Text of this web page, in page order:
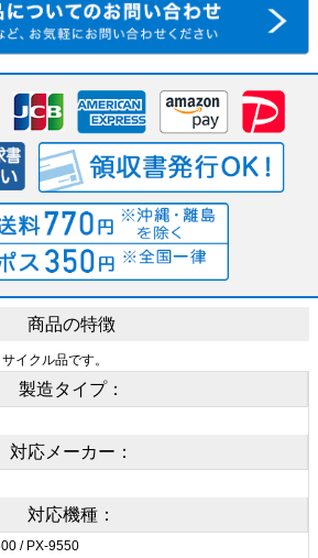
商品の特徴
イクル品です。
製造タイプ：
対応メーカー：
対応機種：
/ PX-9550